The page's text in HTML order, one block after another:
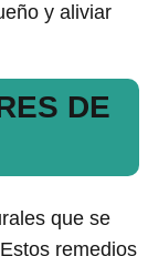
y aliviar
DE
que se
remedios